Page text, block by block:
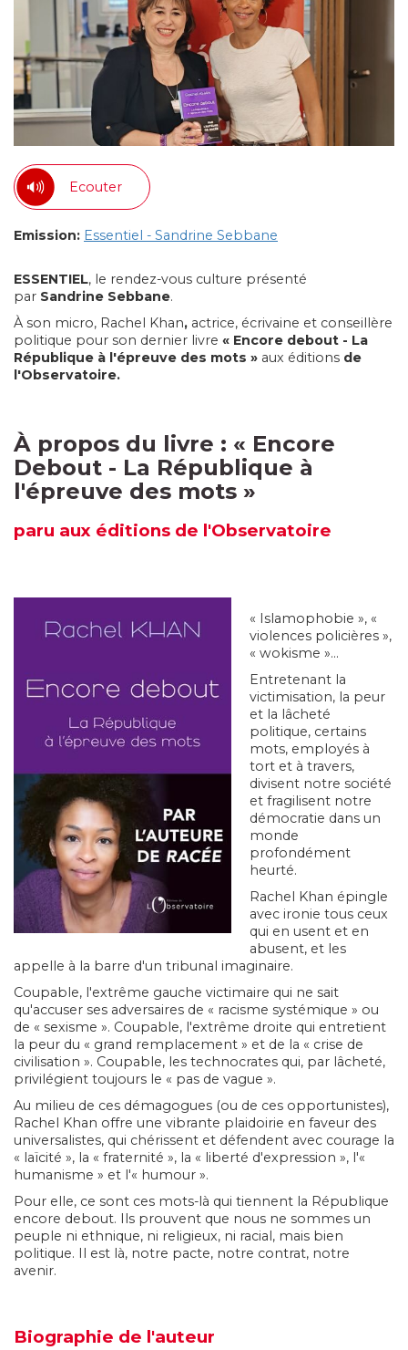
Ecouter
Emission: Essentiel - Sandrine Sebbane
ESSENTIEL, le rendez-vous culture présenté
par Sandrine Sebbane.
À son micro, Rachel Khan, actrice, écrivaine et conseillère
politique pour son dernier livre « Encore debout - La
République à l'épreuve des mots » aux éditions de
l'Observatoire.
À propos du livre : « Encore
Debout - La République à
l'épreuve des mots »
paru aux éditions de l'Observatoire
« Islamophobie », «
violences policières »,
« wokisme »...
Entretenant la
victimisation, la peur
et la lâcheté
politique, certains
mots, employés à
tort et à travers,
divisent notre société
et fragilisent notre
démocratie dans un
monde
profondément
heurté.
Rachel Khan épingle
avec ironie tous ceux
qui en usent et en
abusent, et les
appelle à la barre d'un tribunal imaginaire.
Coupable, l'extrême gauche victimaire qui ne sait
qu'accuser ses adversaires de « racisme systémique » ou
de « sexisme ». Coupable, l'extrême droite qui entretient
la peur du « grand remplacement » et de la « crise de
civilisation ». Coupable, les technocrates qui, par lâcheté,
privilégient toujours le « pas de vague ».
Au milieu de ces démagogues (ou de ces opportunistes),
Rachel Khan offre une vibrante plaidoirie en faveur des
universalistes, qui chérissent et défendent avec courage la
« laïcité », la « fraternité », la « liberté d'expression », l'«
humanisme » et l'« humour ».
Pour elle, ce sont ces mots-là qui tiennent la République
encore debout. Ils prouvent que nous ne sommes un
peuple ni ethnique, ni religieux, ni racial, mais bien
politique. Il est là, notre pacte, notre contrat, notre
avenir.
Biographie de l'auteur